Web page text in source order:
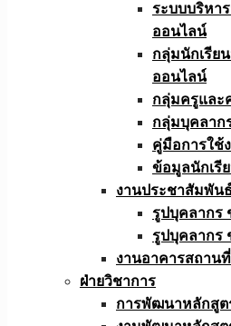
ระบบบริหา
ออนไลน์
กลุ่มนักเรีย
ออนไลน์
กลุ่มครูและ
กลุ่มบุคลาก
คู่มือการใช้
ข้อมูลนักเรี
งานประชาสัมพันธ์
รูปบุคลากร
รูปบุคลากร
งานอาคารสถานที่
ฝ่ายวิชาการ
การพัฒนาหลักสูต